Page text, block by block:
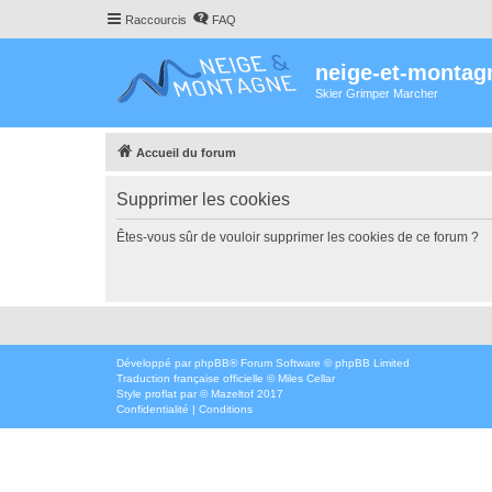
Raccourcis FAQ
neige-et-
Skier Grimper Marcher
Accueil du forum
Supprimer les cookies
Êtes-vous sûr de vouloir supprimer les cookies de ce forum ?
Développé par phpBB® Forum Software © phpBB Limited
Traduction française officielle ©Miles Cellar
Style proflat par ©Mazeltof 2017
Confidentialité | Conditions